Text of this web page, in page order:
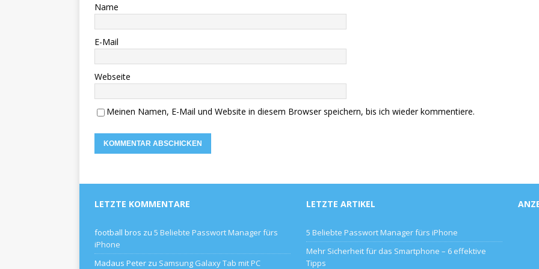
Name
E-Mail
Webseite
Meinen Namen, E-Mail und Website in diesem Browser speichern, bis ich wieder kommentiere.
LETZTE KOMMENTARE
football bros zu 5 Beliebte Passwort Manager fürs
iPhone
Madaus Peter zu Samsung Galaxy Tab mit PC
LETZTE ARTIKEL
5 Beliebte Passwort Manager fürs iPhone
Mehr Sicherheit für das Smartphone – 6 effektive
Tipps